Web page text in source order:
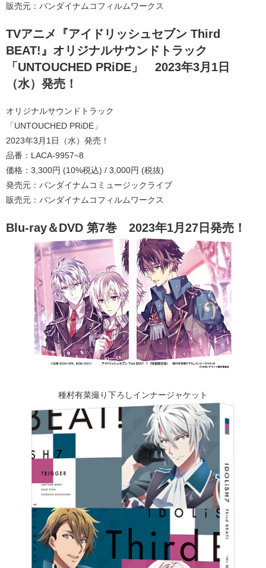
販売元：バンダイナムコフィルムワークス
TVアニメ『アイドリッシュセブン Third
BEAT!』オリジナルサウンドトラック
「UNTOUCHED PRiDE」 2023年3月1日
（水）発売！
オリジナルサウンドトラック
「UNTOUCHED PRiDE」
2023年3月1日（水）発売！
品番：LACA-9957~8
価格：3,300円 (10%税込) / 3,000円 (税抜)
発売元：バンダイナムコミュージックライブ
販売元：バンダイナムコフィルムワークス
Blu-ray＆DVD 第7巻 2023年1月27日 発売！
種村有菜撮り下ろしインナージャケット